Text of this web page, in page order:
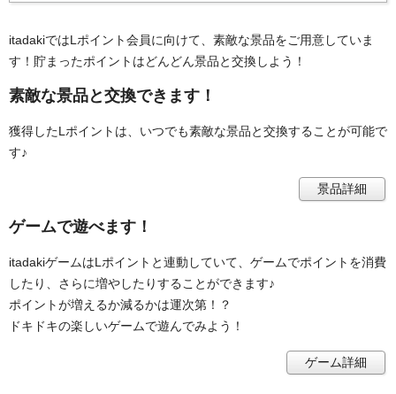
itadakiではLポイント会員に向けて、素敵な景品をご用意していま
す！貯まったポイントはどんどん景品と交換しよう！
素敵な景品と交換できます！
獲得したLポイントは、いつでも素敵な景品と交換することが可能で
す♪
景品詳細
ゲームで遊べます！
itadakiゲームはLポイントと連動していて、ゲームでポイントを消費
したり、さらに増やしたりすることができます♪
ポイントが増えるか減るかは運次第！？
ドキドキの楽しいゲームで遊んでみよう！
ゲーム詳細